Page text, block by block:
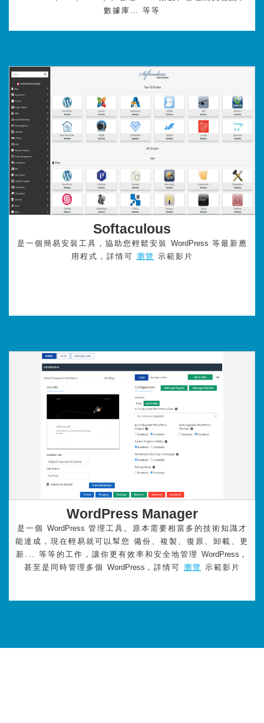
數據庫… 等等
Softaculous
是一個簡易安裝工具，協助您輕鬆安裝 WordPress 等最新應
用程式，詳情可 瀏覽 示範影片
WordPress Manager
是一個 WordPress 管理工具。原本需要相當多的技術知識才
能達成，現在輕易就可以幫您 備份、複製、復原、卸載、更
新... 等等的工作，讓你更有效率和安全地管理 WordPress ，
甚至是同時管理多個 WordPress ，詳情可 瀏覽 示範影片